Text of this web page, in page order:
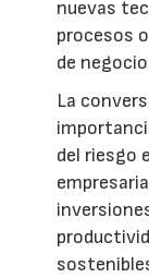
nuevas
procesos
de
La
del riesgo